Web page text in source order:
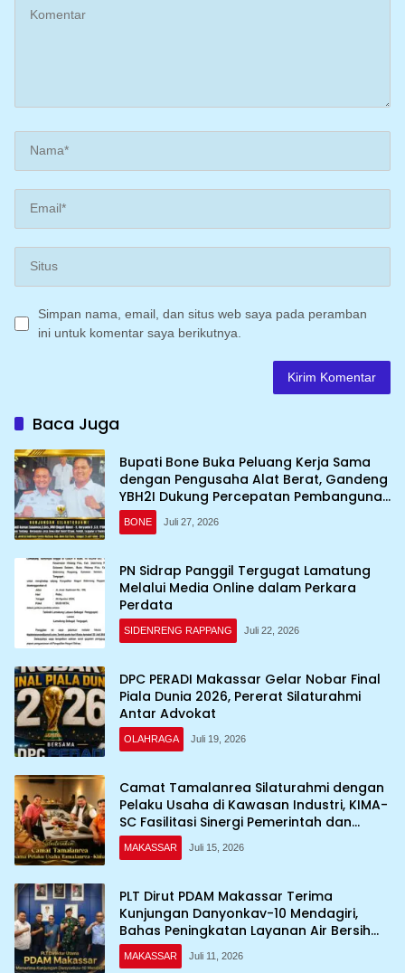
Simpan nama, email, dan situs web saya pada peramban
ini untuk komentar saya berikutnya.
Baca Juga
Bupati Bone Buka Peluang Kerja Sama
dengan Pengusaha Alat Berat, Gandeng
YBH2I Dukung Percepatan Pembangunan
Daerah
BONE Juli 27, 2026
PN Sidrap Panggil Tergugat Lamatung
Melalui Media Online dalam Perkara
Perdata
SIDENRENG RAPPANG Juli 22, 2026
DPC PERADI Makassar Gelar Nobar Final
Piala Dunia 2026, Pererat Silaturahmi
Antar Advokat
OLAHRAGA Juli 19, 2026
Camat Tamalanrea Silaturahmi dengan
Pelaku Usaha di Kawasan Industri, KIMA-
SC Fasilitasi Sinergi Pemerintah dan
Dunia Usaha
MAKASSAR Juli 15, 2026
PLT Dirut PDAM Makassar Terima
Kunjungan Danyonkav-10 Mendagiri,
Bahas Peningkatan Layanan Air Bersih
Asrama
MAKASSAR Juli 11, 2026